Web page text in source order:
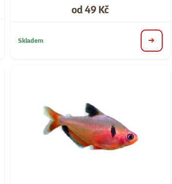
Cena
od 49 Kč
Skladem detail